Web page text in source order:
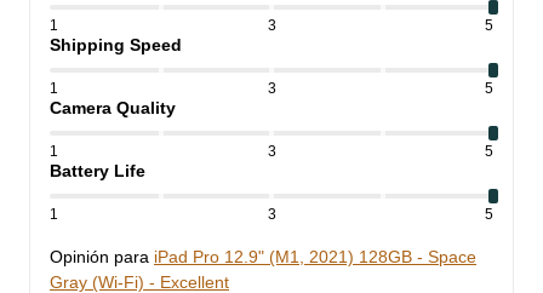
1 3 5
Shipping Speed
1 3 5
Camera Quality
1 3 5
Battery Life
1 3 5
Opinión para iPad Pro 12.9" (M1, 2021) 128GB - Space
Gray (Wi-Fi) - Excellent